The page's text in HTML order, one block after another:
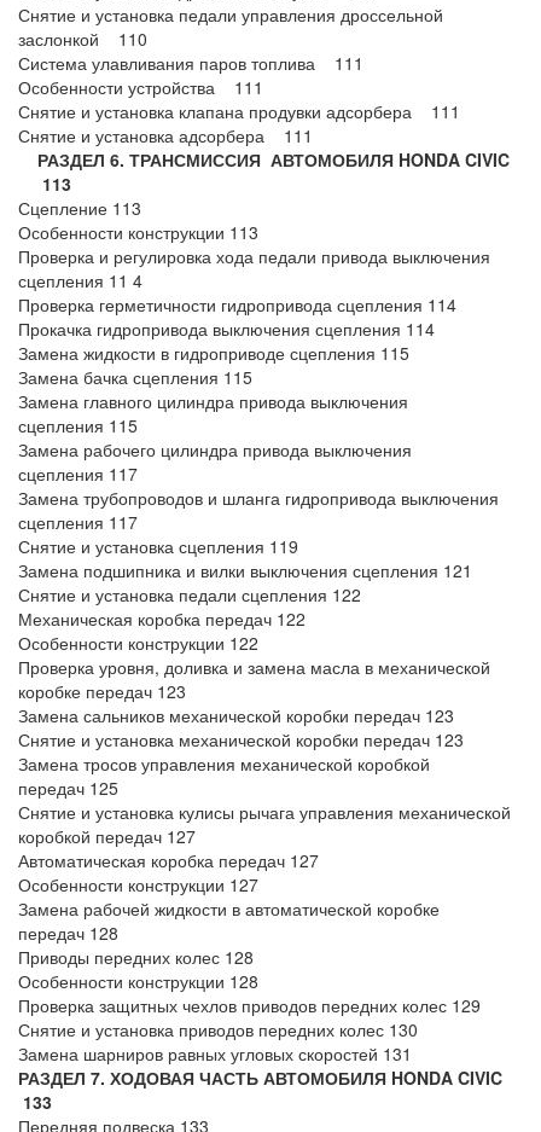
Снятие и установка педали управления дроссельной
заслонкой 110
Система улавливания паров топлива 111
Особенности устройства 111
Снятие и установка клапана продувки адсорбера 111
Снятие и установка адсорбера 111
РАЗДЕЛ 6. ТРАНСМИССИЯ АВТОМОБИЛЯ HONDA CIVIC
113
Сцепление 113
Особенности конструкции 113
Проверка и регулировка хода педали привода выключения
сцепления 11 4
Проверка герметичности гидропривода сцепления 114
Прокачка гидропривода выключения сцепления 114
Замена жидкости в гидроприводе сцепления 115
Замена бачка сцепления 115
Замена главного цилиндра привода выключения
сцепления 115
Замена рабочего цилиндра привода выключения
сцепления 117
Замена трубопроводов и шланга гидропривода выключения
сцепления 117
Снятие и установка сцепления 119
Замена подшипника и вилки выключения сцепления 121
Снятие и установка педали сцепления 122
Механическая коробка передач 122
Особенности конструкции 122
Проверка уровня, доливка и замена масла в механической
коробке передач 123
Замена сальников механической коробки передач 123
Снятие и установка механической коробки передач 123
Замена тросов управления механической коробкой
передач 125
Снятие и установка кулисы рычага управления механической
коробкой передач 127
Автоматическая коробка передач 127
Особенности конструкции 127
Замена рабочей жидкости в автоматической коробке
передач 128
Приводы передних колес 128
Особенности конструкции 128
Проверка защитных чехлов приводов передних колес 129
Снятие и установка приводов передних колес 130
Замена шарниров равных угловых скоростей 131
РАЗДЕЛ 7. ХОДОВАЯ ЧАСТЬ АВТОМОБИЛЯ HONDA CIVIC
133
Передняя подвеска 133